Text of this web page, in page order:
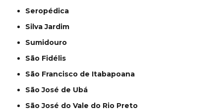
Seropédica
Silva Jardim
Sumidouro
São Fidélis
São Francisco de Itabapoana
São José de Ubá
São José do Vale do Rio Preto